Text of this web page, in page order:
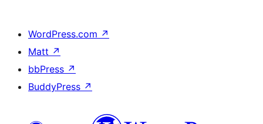
WordPress.com ↗
Matt ↗
bbPress ↗
BuddyPress ↗